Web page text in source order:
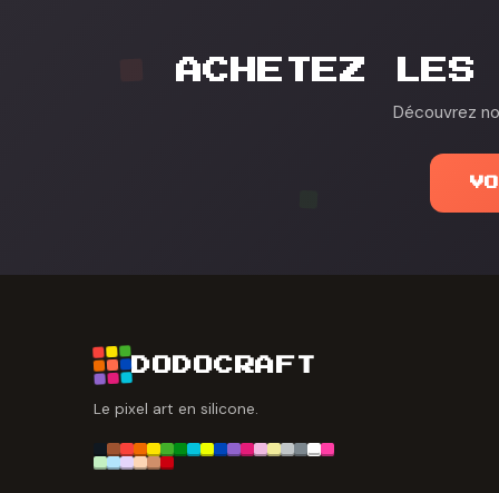
ACHETEZ LES
Découvrez
DODOCRAFT
Le pixel art en silicone.